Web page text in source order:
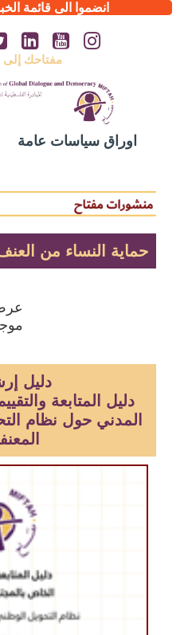
انضموا الى قائمة
مفتاحك
اوراق سياسات عامة
حماية النساء من
دليل
دليل المتابعة
المدني حول نظام